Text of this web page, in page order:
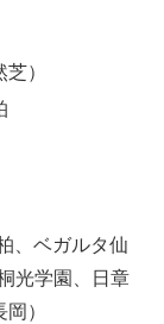
）
、ベガルタ仙
光学園、日章
）